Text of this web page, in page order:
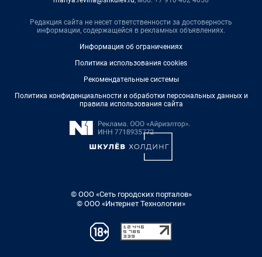
Редакция сайта не несет ответственности за достоверность
информации, содержащейся в рекламных объявлениях.
Информация об ограничениях
Политика использования cookies
Рекомендательные системы
Политика конфиденциальности и обработки персональных данных и
правила использования сайта
© ООО «Сеть городских порталов»
© ООО «Интернет Технологии»